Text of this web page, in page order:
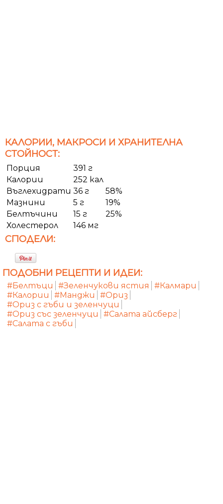
КАЛОРИИ, МАКРОСИ И ХРАНИТЕЛНА
СТОЙНОСТ:
Порция
391 г
Калории
252 кал
Въглехидрати 36 г
58%
Мазнини
5 г
19%
Белтъчини
15 г
25%
Холестерол
146 мг
СПОДЕЛИ:
ПОДОБНИ РЕЦЕПТИ И ИДЕИ:
#Белтъци #Зеленчукови ястия
#Калмари
#Калории
#Манджи
#Ориз
#Ориз с гъби и зеленчуци
#Ориз със зеленчуци
#Салата айсберг
#Салата с гъби